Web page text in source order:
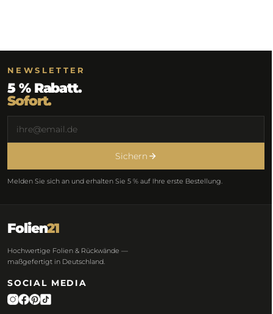
NEWSLETTER
5 % Rabatt.
Sofort.
Sichern
Melden Sie sich an und erhalten Sie 5 % auf Ihre erste Bestellung.
Folien21
Hochwertige Folien & Rückwände —
maßgefertigt in Deutschland.
SOCIAL MEDIA